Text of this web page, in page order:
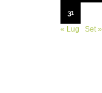
31
« Lug
Set »